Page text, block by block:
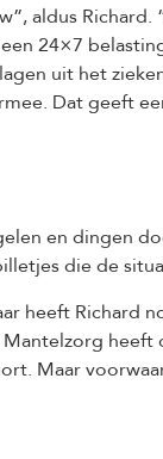
aldus
24×7
uit het
Dat geeft
en dingen
die de
heeft Richard
Maar